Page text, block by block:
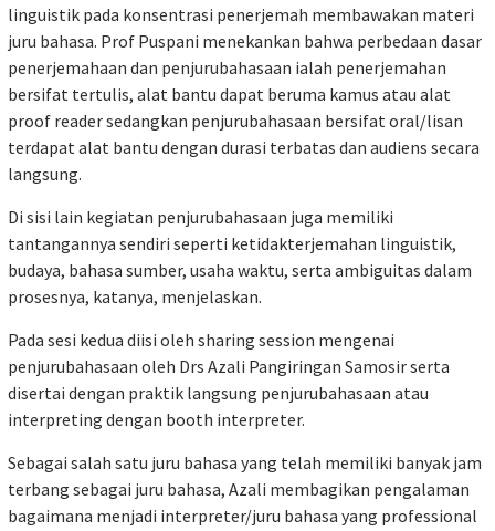
linguistik pada konsentrasi penerjemah membawakan materi
juru bahasa. Prof Puspani menekankan bahwa perbedaan dasar
penerjemahaan dan penjurubahasaan ialah penerjemahan
bersifat tertulis, alat bantu dapat beruma kamus atau alat
proof reader sedangkan penjurubahasaan bersifat oral/lisan
terdapat alat bantu dengan durasi terbatas dan audiens secara
langsung.
Di sisi lain kegiatan penjurubahasaan juga memiliki
tantangannya sendiri seperti ketidakterjemahan linguistik,
budaya, bahasa sumber, usaha waktu, serta ambiguitas dalam
prosesnya, katanya, menjelaskan.
Pada sesi kedua diisi oleh sharing session mengenai
penjurubahasaan oleh Drs Azali Pangiringan Samosir serta
disertai dengan praktik langsung penjurubahasaan atau
interpreting dengan booth interpreter.
Sebagai salah satu juru bahasa yang telah memiliki banyak jam
terbang sebagai juru bahasa, Azali membagikan pengalaman
bagaimana menjadi interpreter/juru bahasa yang professional